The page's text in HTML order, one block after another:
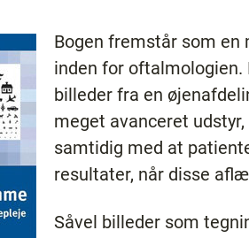
Bogen fremstår som
inden for
billeder fra en
meget avanceret
samtidig med at
resultater, når disse
Såvel billeder som